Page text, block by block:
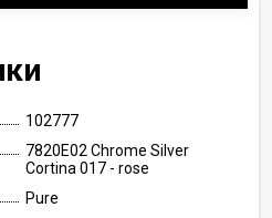
102777
7820E02 Chrome Silver
Cortina 017 - rose
Pure